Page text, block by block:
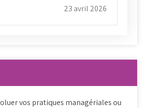
23 avril 2026
vos pratiques managériales ou